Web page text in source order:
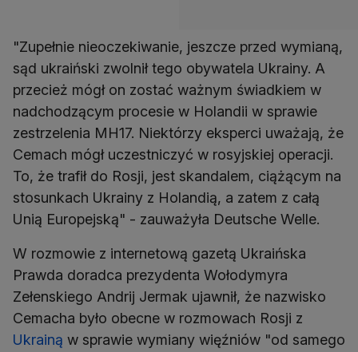
"Zupełnie nieoczekiwanie, jeszcze przed wymianą,
sąd ukraiński zwolnił tego obywatela Ukrainy. A
przecież mógł on zostać ważnym świadkiem w
nadchodzącym procesie w Holandii w sprawie
zestrzelenia MH17. Niektórzy eksperci uważają, że
Cemach mógł uczestniczyć w rosyjskiej operacji.
To, że trafił do Rosji, jest skandalem, ciążącym na
stosunkach Ukrainy z Holandią, a zatem z całą
Unią Europejską" - zauważyła Deutsche Welle.
W rozmowie z internetową gazetą Ukraińska
Prawda doradca prezydenta Wołodymyra
Zełenskiego Andrij Jermak ujawnił, że nazwisko
Cemacha było obecne w rozmowach Rosji z
Ukrainą w sprawie wymiany więźniów "od samego